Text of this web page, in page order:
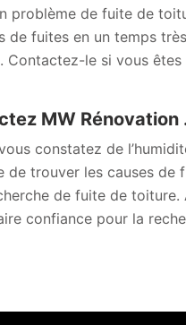
problème de fuite de
fuites en un temps
le si vous êtes
MW Rénovation
constatez de
trouver les causes de
de fuite de toiture.
confiance pour la